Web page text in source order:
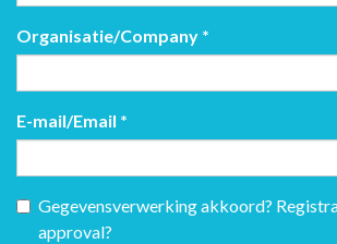
Organisatie/Company *
E-mail/Email *
Gegevensverwerking akkoord? Registration
approval?